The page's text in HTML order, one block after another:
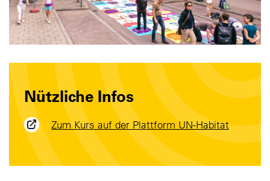
Nützliche Infos
Zum Kurs auf der Plattform UN-Habitat